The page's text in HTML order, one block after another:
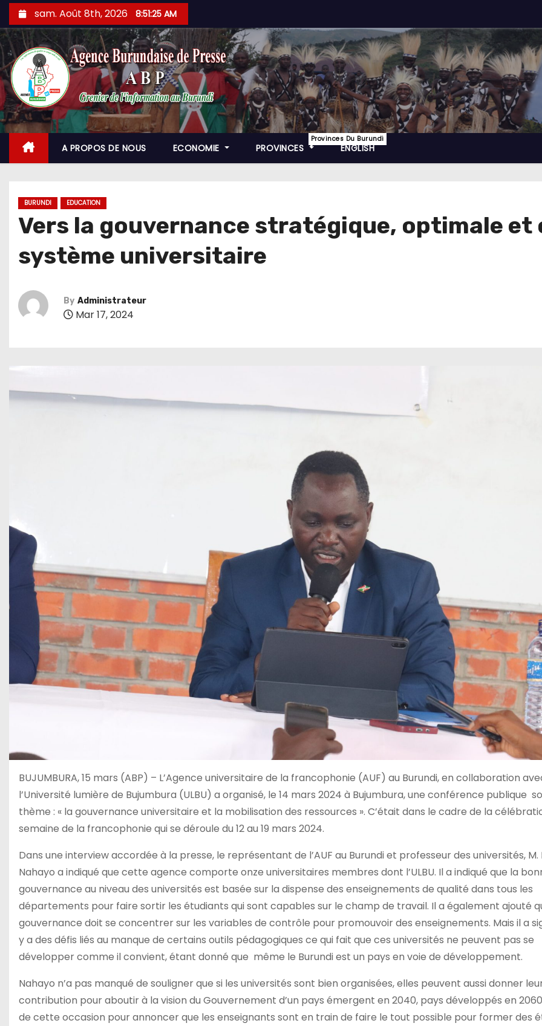
Skip
to
content
sam. Août 8th, 2026 8:51:26 AM
A PROPOS DE NOUS ECONOMIE PROVINCES
Provinces Du Burundi
ENGLISH
BURUNDI EDUCATION
Vers la gouvernance stratégique, optimale et
système universitaire
By Administrateur
Mar 17, 2024
BUJUMBURA, 15 mars (ABP) – L’Agence universitaire de la francophonie (AUF) au Burundi, en collaboration
l’Université lumière de Bujumbura (ULBU) a organisé, le 14 mars 2024 à Bujumbura, une conférence publique
thème : « la gouvernance universitaire et la mobilisation des ressources ». C’était dans le cadre de la
semaine de la francophonie qui se déroule du 12 au 19 mars 2024.
Dans une interview accordée à la presse, le représentant de l’AUF au Burundi et professeur des universités, M.
Nahayo a indiqué que cette agence comporte onze universitaires membres dont l’ULBU. Il a indiqué que la
gouvernance au niveau des universités est basée sur la dispense des enseignements de qualité dans tous les
départements pour faire sortir les étudiants qui sont capables sur le champ de travail. Il a également ajouté
gouvernance doit se concentrer sur les variables de contrôle pour promouvoir des enseignements. Mais il a
y a des défis liés au manque de certains outils pédagogiques ce qui fait que ces universités ne peuvent pas se
développer comme il convient, étant donné que même le Burundi est un pays en voie de développement.
Nahayo n’a pas manqué de souligner que si les universités sont bien organisées, elles peuvent aussi donner
contribution pour aboutir à la vision du Gouvernement d’un pays émergent en 2040, pays développés en
de cette occasion pour annoncer que les enseignants sont en train de faire le tout possible pour former des